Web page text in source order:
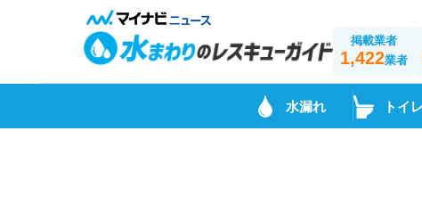
掲載業者
1,422業者
水漏れ トイレ